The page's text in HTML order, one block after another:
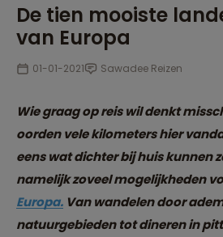
De tien mooiste
van Europa
01-01-2021 Sawadee Reizen
Wie graag op reis wil denkt
oorden vele kilometers hier
eens wat dichter bij huis kunnen
namelijk zoveel mogelijkheden
Europa. Van wandelen door
natuurgebieden tot dineren in